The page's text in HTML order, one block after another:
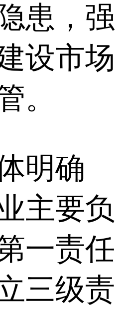
患，强
设市场
。
明确
主要负
一责任
三级责